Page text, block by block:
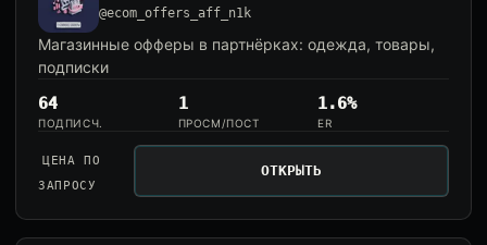
@ecom_offers_aff_n1k
Магазинные офферы в партнёрках: одежда, товары,
подписки
64
ПОДПИСЧ.
1
ПРОСМ/ПОСТ
1.6%
ER
ЦЕНА ПО
ЗАПРОСУ
ОТКРЫТЬ